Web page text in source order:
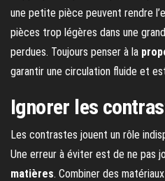
une petite pièce peuvent rendre
pièces trop légères dans une
perdues. Toujours penser à la
garantir une circulation fluide et
Ignorer les
Les contrastes jouent un rôle
Une erreur à éviter est de ne pas
matières. Combiner des